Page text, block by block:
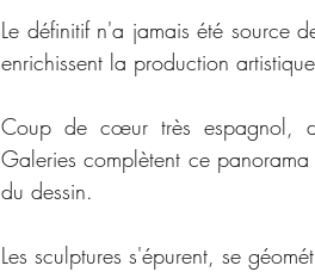
Le définitif n'a jamais été source
enrichissent la production
Coup de cœur très espagnol,
Galeries complètent ce
du dessin.
Les sculptures s'épurent, se